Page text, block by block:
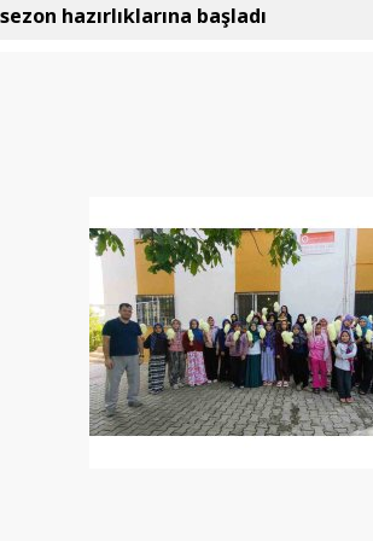
hazırlıklarına başladı